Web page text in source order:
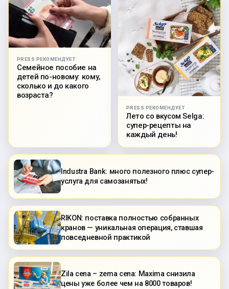
PRESS РЕКОМЕНДУЕТ
Семейное пособие на
детей по-новому: кому,
сколько и до какого
возраста?
PRESS РЕКОМЕНДУЕТ
Лето со вкусом Selga:
супер-рецепты на
каждый день!
Industra Bank: много полезного плюс супер-
услуга для самозанятых!
RIKON: поставка полностью собранных
кранов — уникальная операция, ставшая
повседневной практикой
Zila cena – zema cena: Maxima снизила
цены уже более чем на 8000 товаров!